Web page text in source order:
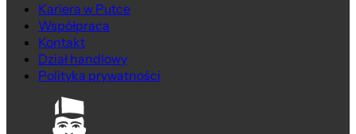
Kariera w Putce
Współpraca
Kontakt
Dział handlowy
Polityka prywatności